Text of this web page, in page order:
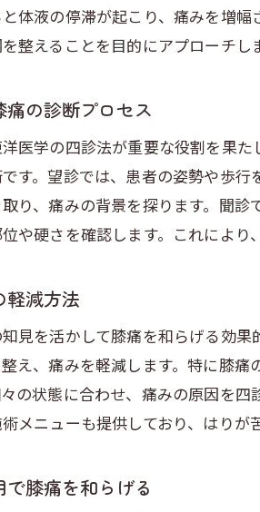
東
体液の停滞が起こり、痛みを増
整えることを目的にアプローチし
の診断プロセス
医学の四診法が重要な役割を果
す。望診では、患者の姿勢や歩
り、痛みの背景を探ります。聞
や硬さを確認します。これにより
軽減方法
見を活かして膝痛を和らげる効
え、痛みを軽減します。特に膝
の状態に合わせ、痛みの原因を
メニューも提供しており、はりが
膝痛を和らげる